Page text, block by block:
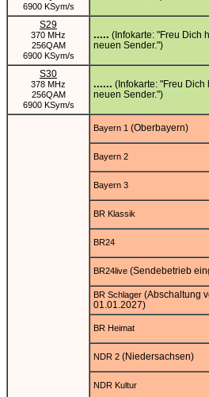
6900 KSym/s
S29
370 MHz
256QAM
6900 KSym/s
..... (Infokarte: "Freu Dich
neuen Sender.")
S30
378 MHz
256QAM
6900 KSym/s
...... (Infokarte: "Freu
neuen Sender.")
Bayern 1 (Oberbayern)
Bayern 2
Bayern 3
BR Klassik
BR24
BR24live (Sendebetrieb
BR Schlager (Abschaltung
01.01.2027)
BR Heimat
NDR 2 (Niedersachsen)
NDR Kultur